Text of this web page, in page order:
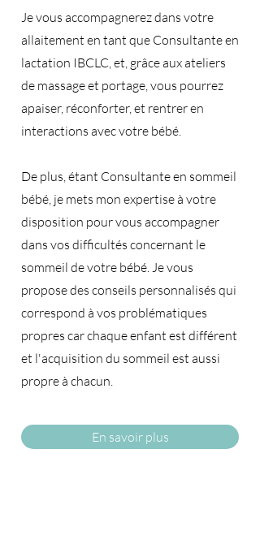
Je vous accompagnerez dans votre
allaitement en tant que Consultante en
lactation IBCLC, et, grâce aux ateliers
de massage et portage, vous pourrez
apaiser, réconforter, et rentrer en
interactions avec votre bébé.
De plus, étant Consultante en sommeil
bébé, je mets mon expertise à votre
disposition pour vous accompagner
dans vos difficultés concernant le
sommeil de votre bébé. Je vous
propose des conseils personnalisés qui
correspond à vos problématiques
propres car chaque enfant est différent
et l'acquisition du sommeil est aussi
propre à chacun.​
En savoir plus